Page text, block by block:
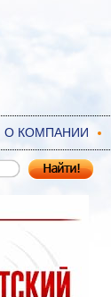
О КОМПАНИИ